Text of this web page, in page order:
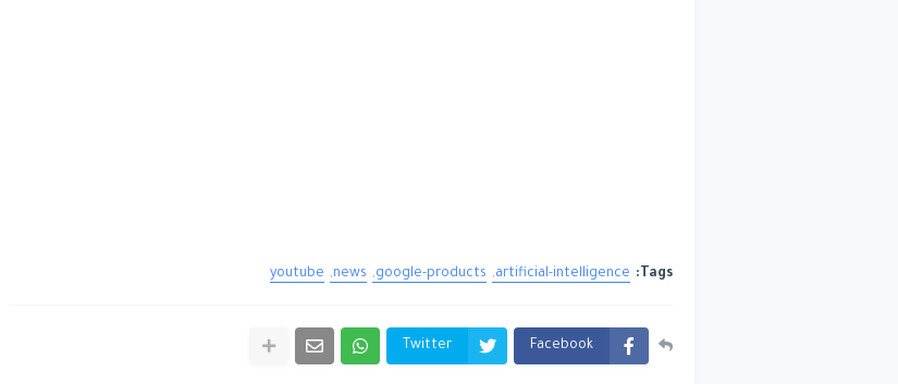
Tags:
artificial-intelligence
google-products
news
youtube
Facebook
Twitter